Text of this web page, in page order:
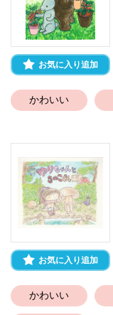
お気に入り追加
かわいい
お気に入り追加
かわいい